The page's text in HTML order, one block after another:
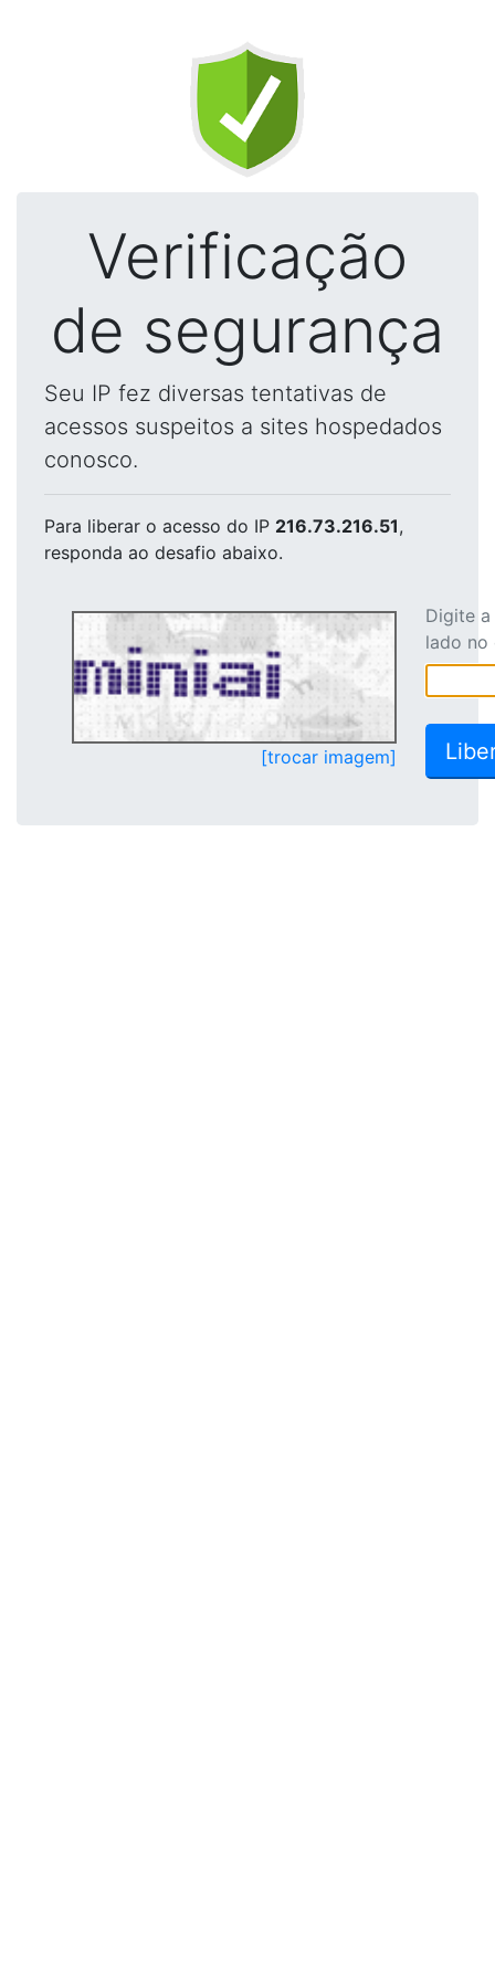
Verificação
de segurança
Seu IP fez diversas tentativas de
acessos suspeitos a sites hospedados
conosco.
Para liberar o acesso do IP 216.73.216.51,
responda ao desafio abaixo.
[trocar imagem]
Digite
lado no